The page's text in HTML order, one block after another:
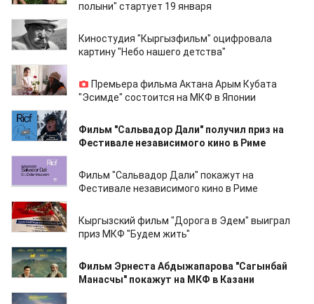
полыни" стартует 19 января
15.12.2022
Киностудия "Кыргызфильм" оцифровала
картину "Небо нашего детства"
22.09.2022
Премьера фильма Актана Арым Кубата
"Эсимде" состоится на МКФ в Японии
22.09.2022
Фильм "Сальвадор Дали" получил приз на
Фестивале независимого кино в Риме
15.09.2022
Фильм "Сальвадор Дали" покажут на
Фестивале независимого кино в Риме
29.08.2022
Кыргызский фильм "Дорога в Эдем" выиграл
приз МКФ "Будем жить"
23.08.2022
Фильм Эрнеста Абдыжапарова "Сагынбай
Манасчы" покажут на МКФ в Казани
12.08.2022